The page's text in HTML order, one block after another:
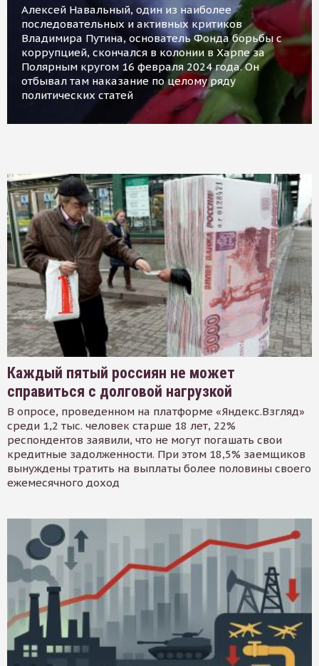
Алексей Навальный, один из наиболее
последовательных и активных критиков
Владимира Путина, основатель Фонда борьбы с
коррупцией, скончался в колонии в Харпе за
Полярным кругом 16 февраля 2024 года. Он
отбывал там наказание по целому ряду
политических статей
Каждый пятый россиян не может
справиться с долговой нагрузкой
В опросе, проведенном на платформе «Яндекс.Взгляд»
среди 1,2 тыс. человек старше 18 лет, 22%
респондентов заявили, что не могут погашать свои
кредитные задолженности. При этом 18,5% заемщиков
вынуждены тратить на выплаты более половины своего
ежемесячного доход